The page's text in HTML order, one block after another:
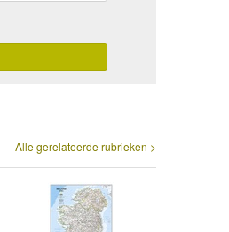
Alle gerelateerde rubrieken >